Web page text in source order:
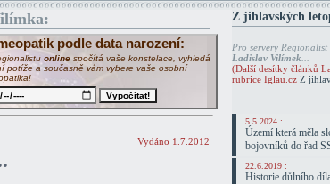
podle data narození:
online spočítá vaše konstelace, vyhledá
potíže a současně vám vybere vaše osobní
Vydáno 1.7.2012
Z jihlavských
Pro servery
Ladislav Vilímek
(Další desítky článků
rubrice Iglau.cz Z
5.5.2024 :
Území která měla
bojovníků do řad
22.6.2019 :
Historie důlního